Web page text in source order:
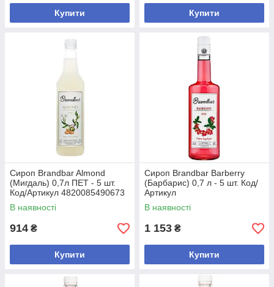
Купити Купити
Сироп Brandbar Almond
(Мигдаль) 0,7л ПЕТ - 5 шт.
Код/Артикул 4820085490673
В наявності
914 ₴
Купити
Сироп Brandbar Barberry
(Барбарис) 0,7 л - 5 шт. Код/
Артикул
В наявності
1 153 ₴
Купити